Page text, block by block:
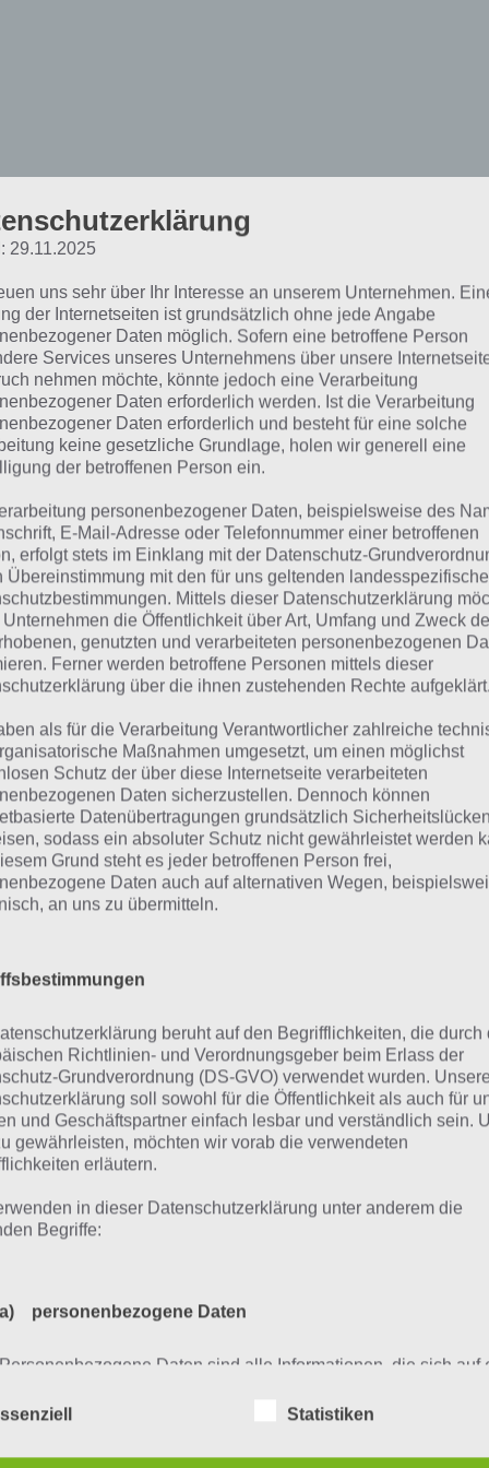
Out Lösung zu Level
Aufgabe:Welche 3 Nummern addieren sich zu 12?
Lösung für Level 37:Zur Lösung zweimal die 3
das 12.
Brain Out Level? Zur Übersicht:Alle
Lösungen von Brain Out!
im Video zu Brain Out
die Brain Out Lösung zu Level 37 auch nochmal
beachte: Das Video zeigt stets nur die Lösung, aber
geht es in Brain Out
Out ist nicht wie jede andere Spiele App, denn hier
und alles auf die Goldwaage legen, um die Level
musst du Gegenstände verschieben, die richtige
29.11.2025
uns sehr über Ihr Interesse an unserem Unternehmen.
der Internetseiten ist grundsätzlich ohne jede Angabe
Daten möglich. Sofern eine betroffene Person
Services unseres Unternehmens über unsere
nehmen möchte, könnte jedoch eine Verarbeitung
Daten erforderlich werden. Ist die Verarbeitung
Daten erforderlich und besteht für eine solche
keine gesetzliche Grundlage, holen wir generell eine
der betroffenen Person ein.
personenbezogener Daten, beispielsweise des
E-Mail-Adresse oder Telefonnummer einer betroffenen
erfolgt stets im Einklang mit der Datenschutz-
Übereinstimmung mit den für uns geltenden
Mittels dieser Datenschutzerklärung
Unternehmen die Öffentlichkeit über Art, Umfang und Zweck
genutzten und verarbeiteten personenbezogenen
Ferner werden betroffene Personen mittels dieser
über die ihnen zustehenden Rechte aufgeklärt.
als für die Verarbeitung Verantwortlicher zahlreiche
Maßnahmen umgesetzt, um einen möglichst
Schutz der über diese Internetseite verarbeiteten
Daten sicherzustellen. Dennoch können
Datenübertragungen grundsätzlich Sicherheitslücken
sodass ein absoluter Schutz nicht gewährleistet werden
Grund steht es jeder betroffenen Person frei,
Daten auch auf alternativen Wegen,
an uns zu übermitteln.
beruht auf den Begrifflichkeiten, die durch
Richtlinien- und Verordnungsgeber beim Erlass der
Grundverordnung (DS-GVO) verwendet wurden. Unsere
soll sowohl für die Öffentlichkeit als auch für
und Geschäftspartner einfach lesbar und verständlich sein.
gewährleisten, möchten wir vorab die verwendeten
erläutern.
in dieser Datenschutzerklärung unter anderem die
Begriffe:
a) personenbezogene Daten
Personenbezogene Daten sind alle Informationen, die sich auf
„betroffene Person") beziehen. Als identifizierbar wird eine
Statistiken